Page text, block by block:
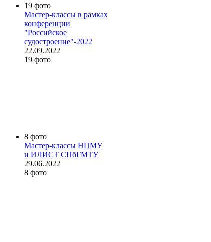
19 фото
Мастер-классы в рамках
конференции
"Российское
судостроение"-2022
22.09.2022
19 фото
8 фото
Мастер-классы НЦМУ
и ИЛИСТ СПбГМТУ
29.06.2022
8 фото